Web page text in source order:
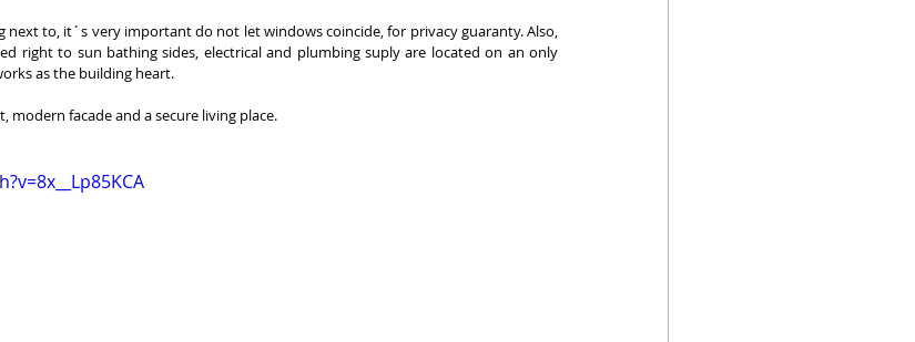
next to, it´s very important do not let windows coincide, for privacy guaranty. Also,
right to sun bathing sides, electrical and plumbing suply are located on an only
as the building heart.
modern facade and a secure living place.